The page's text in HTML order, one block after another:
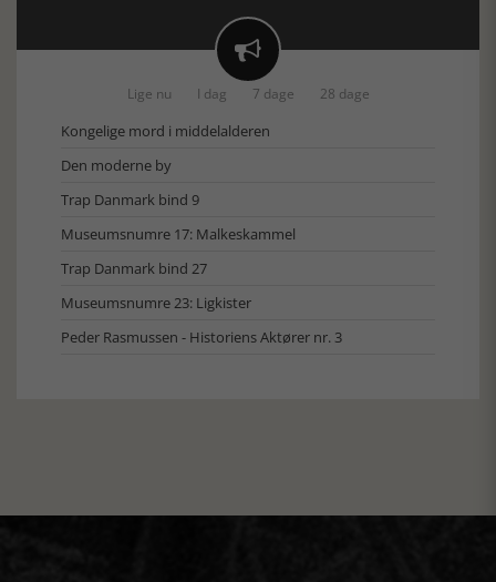

Lige nu I dag 7 dage 28 dage
Kongelige mord i middelalderen
Den moderne by
Trap Danmark bind 9
Museumsnumre 17: Malkeskammel
Trap Danmark bind 27
Museumsnumre 23: Ligkister
Peder Rasmussen - Historiens Aktører nr. 3